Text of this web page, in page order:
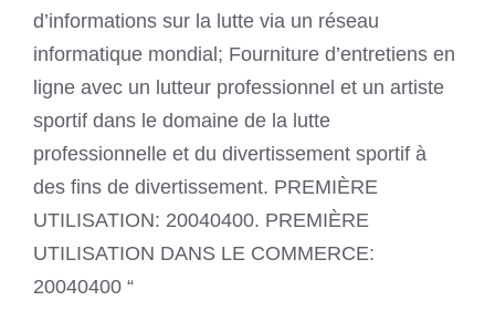
d’informations sur la lutte via un réseau
informatique mondial; Fourniture d’entretiens en
ligne avec un lutteur professionnel et un artiste
sportif dans le domaine de la lutte
professionnelle et du divertissement sportif à
des fins de divertissement. PREMIÈRE
UTILISATION: 20040400. PREMIÈRE
UTILISATION DANS LE COMMERCE:
20040400 “